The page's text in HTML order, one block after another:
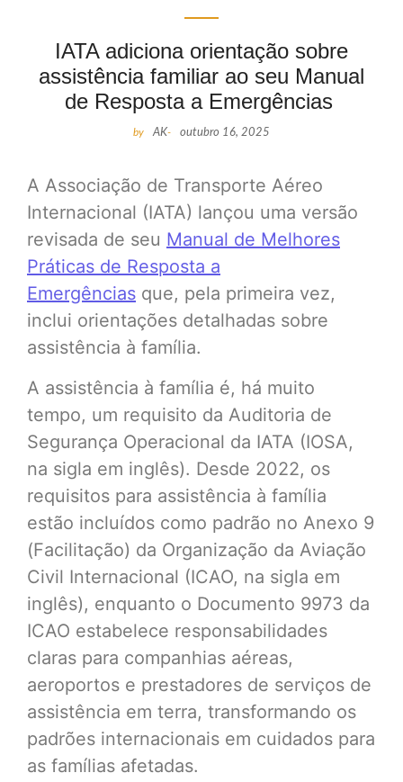
IATA adiciona orientação sobre
assistência familiar ao seu Manual
de Resposta a Emergências
by AK- outubro 16, 2025
A Associação de Transporte Aéreo
Internacional (IATA) lançou uma versão
revisada de seu Manual de Melhores
Práticas de Resposta a
Emergências que, pela primeira vez,
inclui orientações detalhadas sobre
assistência à família.
A assistência à família é, há muito
tempo, um requisito da Auditoria de
Segurança Operacional da IATA (IOSA,
na sigla em inglês). Desde 2022, os
requisitos para assistência à família
estão incluídos como padrão no Anexo 9
(Facilitação) da Organização da Aviação
Civil Internacional (ICAO, na sigla em
inglês), enquanto o Documento 9973 da
ICAO estabelece responsabilidades
claras para companhias aéreas,
aeroportos e prestadores de serviços de
assistência em terra, transformando os
padrões internacionais em cuidados para
as famílias afetadas.